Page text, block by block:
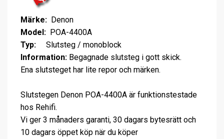
Märke: Denon
Model: POA-4400A
Typ:
Slutsteg / monoblock
Information: Begagnade slutsteg i gott skick.
Ena slutsteget har lite repor och märken.
Slutstegen Denon POA-4400A är funktionstestade
hos Rehifi.
Vi ger 3 månaders garanti, 30 dagars bytesrätt och
10 dagars öppet köp när du köper